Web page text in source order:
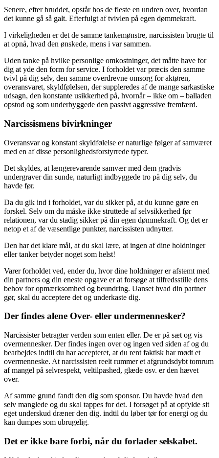
Senere, efter bruddet, opstår hos de fleste en undren over, hvordan
det kunne gå så galt. Efterfulgt af tvivlen på egen dømmekraft.
I virkeligheden er det de samme tankemønstre, narcissisten brugte til
at opnå, hvad den ønskede, mens i var sammen.
Uden tanke på hvilke personlige omkostninger, det måtte have for
dig at yde den form for service. I forholdet var præcis den samme
tvivl på dig selv, den samme overdrevne omsorg for aktøren,
overansvaret, skyldfølelsen, der suppleredes af de mange sarkastiske
udsagn, den konstante usikkerhed på, hvornår – ikke om – balladen
opstod og som underbyggede den passivt aggressive fremfærd.
Narcissismens bivirkninger
Overansvar og konstant skyldfølelse er naturlige følger af samværet
med en af disse personlighedsforstyrrede typer.
Det skyldes, at længerevarende samvær med dem gradvis
undergraver din sunde, naturligt indbyggede tro på dig selv, du
havde før.
Da du gik ind i forholdet, var du sikker på, at du kunne gøre en
forskel. Selv om du måske ikke struttede af selvsikkerhed før
relationen, var du stadig sikker på din egen dømmekraft. Og det er
netop et af de væsentlige punkter, narcissisten udnytter.
Den har det klare mål, at du skal lære, at ingen af dine holdninger
eller tanker betyder noget som helst!
Varer forholdet ved, ender du, hvor dine holdninger er afstemt med
din partners og din eneste opgave er at forsøge at tilfredsstille dens
behov for opmærksomhed og beundring. Uanset hvad din partner
gør, skal du acceptere det og underkaste dig.
Der findes alene Over- eller undermennesker?
Narcissister betragter verden som enten eller. De er på sæt og vis
overmennesker. Der findes ingen over og ingen ved siden af og du
bearbejdes indtil du har accepteret, at du rent faktisk har mødt et
overmenneske. At narcissisten reelt rummer et afgrundsdybt tomrum
af mangel på selvrespekt, veltilpashed, glæde osv. er den hævet
over.
Af samme grund fandt den dig som sponsor. Du havde hvad den
selv manglede og du skal tappes for det. I forsøget på at opfylde sit
eget underskud dræner den dig. indtil du løber tør for energi og du
kan dumpes som ubrugelig.
Det er ikke bare forbi, når du forlader selskabet.